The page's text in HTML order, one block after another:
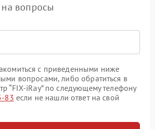
на вопросы
с приведенными ниже
вопросами, либо обратиться в
“FIX-iRay” по следующему телефону
83 если не нашли ответ на свой